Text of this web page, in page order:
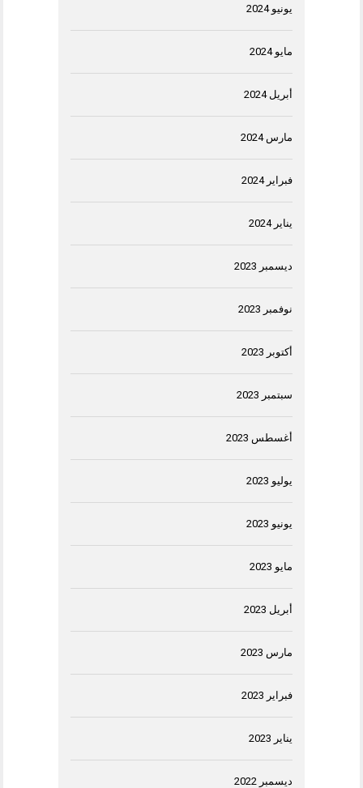
يونيو 2024
مايو 2024
أبريل 2024
مارس 2024
فبراير 2024
يناير 2024
ديسمبر 2023
نوفمبر 2023
أكتوبر 2023
سبتمبر 2023
أغسطس 2023
يوليو 2023
يونيو 2023
مايو 2023
أبريل 2023
مارس 2023
فبراير 2023
يناير 2023
ديسمبر 2022